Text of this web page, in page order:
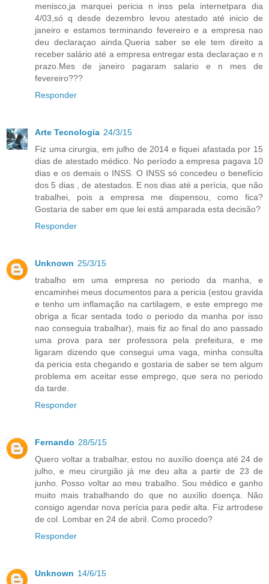
menisco,ja marquei pericia n inss pela internetpara dia
4/03,só q desde dezembro levou atestado até inicio de
janeiro e estamos terminando fevereiro e a empresa nao
deu declaraçao ainda.Queria saber se ele tem direito a
receber salário até a empresa entregar esta declaraçao e n
prazo.Mes de janeiro pagaram salario e n mes de
fevereiro???
Responder
Arte Tecnologia 24/3/15
Fiz uma cirurgia, em julho de 2014 e fiquei afastada por 15
dias de atestado médico. No período a empresa pagava 10
dias e os demais o INSS. O INSS só concedeu o benefício
dos 5 dias , de atestados. E nos dias até a perícia, que não
trabalhei, pois a empresa me dispensou, como fica?
Gostaria de saber em que lei está amparada esta decisão?
Responder
Unknown 25/3/15
trabalho em uma empresa no periodo da manha, e
encaminhei meus documentos para a pericia (estou gravida
e tenho um inflamação na cartilagem, e este emprego me
obriga a ficar sentada todo o periodo da manha por isso
nao conseguia trabalhar), mais fiz ao final do ano passado
uma prova para ser professora pela prefeitura, e me
ligaram dizendo que consegui uma vaga, minha consulta
da pericia esta chegando e gostaria de saber se tem algum
problema em aceitar esse emprego, que sera no periodo
da tarde.
Responder
Fernando 28/5/15
Quero voltar a trabalhar, estou no auxílio doença até 24 de
julho, e meu cirurgião já me deu alta a partir de 23 de
junho. Posso voltar ao meu trabalho. Sou médico e ganho
muito mais trabalhando do que no auxílio doença. Não
consigo agendar nova perícia para pedir alta. Fiz artrodese
de col. Lombar en 24 de abril. Como procedo?
Responder
Unknown 14/6/15